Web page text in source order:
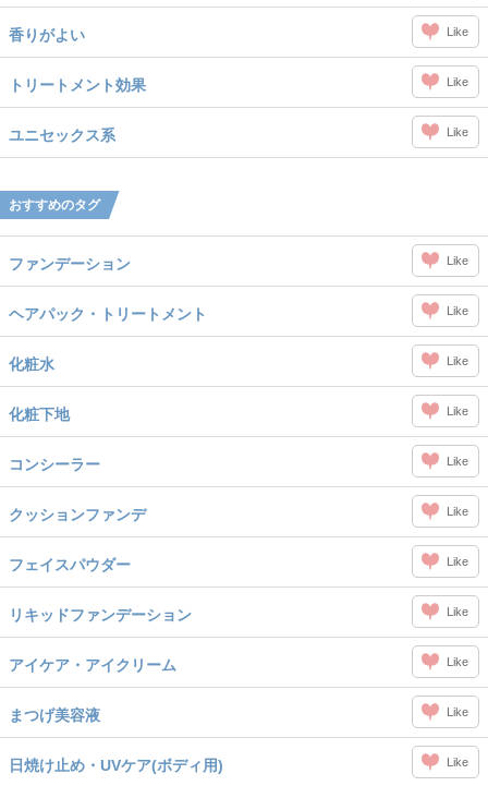
香りがよい Like
トリートメント効果 Like
ユニセックス系 Like
おすすめのタグ
ファンデーション Like
ヘアパック・トリートメント Like
化粧水 Like
化粧下地 Like
コンシーラー Like
クッションファンデ Like
フェイスパウダー Like
リキッドファンデーション Like
アイケア・アイクリーム Like
まつげ美容液 Like
日焼け止め・UVケア(ボディ用) Like